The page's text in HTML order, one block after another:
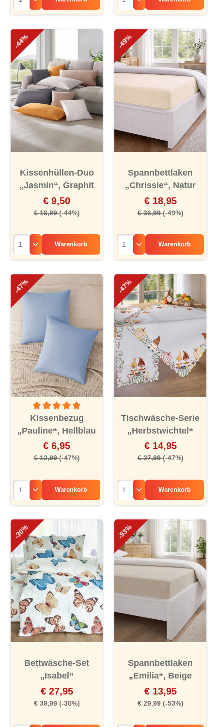
-44%
Kissenhüllen-Duo
„Jasmin“, Graphit
€ 9,50
€ 16,99(-44%)
Warenkorb
-49%
Spannbettlaken
„Chrissie“, Natur
€ 18,95
€ 36,99(-49%)
Warenkorb
-47%
Durchschnittliche Bewertung von 5 von 5 Sternen
Kissenbezug
„Pauline“, Hellblau
€ 6,95
€ 12,99(-47%)
Warenkorb
-47%
Tischwäsche-Serie
„Herbstwichtel“
€ 14,95
€ 27,99(-47%)
Warenkorb
-30%
Bettwäsche-Set
„Isabel“
€ 27,95
€ 39,99(-30%)
-53%
Spannbettlaken
„Emilia“, Beige
€ 13,95
€ 29,99(-53%)